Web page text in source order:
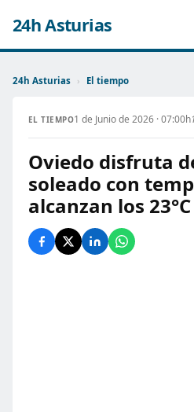
24h Asturias
24h Asturias › El tiempo
EL TIEMPO1 de Junio de 2026 · 07:00h
Oviedo disfruta
soleado con
alcanzan los 23°C